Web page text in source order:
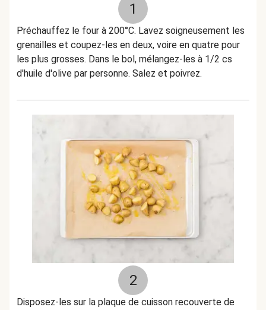
1
Préchauffez le four à 200°C. Lavez soigneusement les
grenailles et coupez-les en deux, voire en quatre pour
les plus grosses. Dans le bol, mélangez-les à 1/2 cs
d'huile d'olive par personne. Salez et poivrez.
2
Disposez-les sur la plaque de cuisson recouverte de